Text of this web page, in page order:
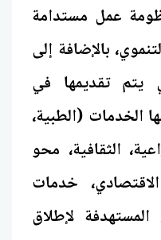
عمل مستدامة
بالإضافة إلى
يتم تقديمها في
الخدمات (الطبية،
الثقافية، محو
خدمات
المستهدفة لإطلاق